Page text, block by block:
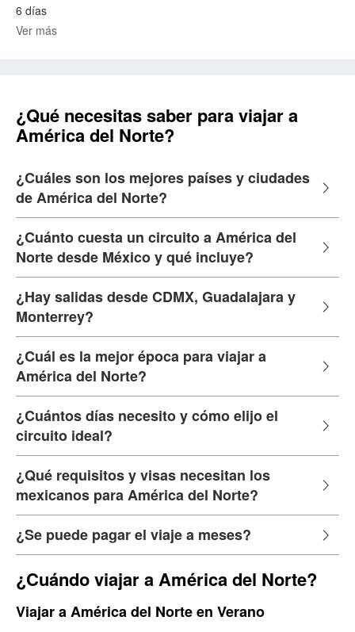
6 días
Ver más
¿Qué necesitas saber para viajar a
América del Norte?
¿Cuáles son los mejores países y ciudades
de América del Norte?
¿Cuánto cuesta un circuito a América del
Norte desde México y qué incluye?
¿Hay salidas desde CDMX, Guadalajara y
Monterrey?
¿Cuál es la mejor época para viajar a
América del Norte?
¿Cuántos días necesito y cómo elijo el
circuito ideal?
¿Qué requisitos y visas necesitan los
mexicanos para América del Norte?
¿Se puede pagar el viaje a meses?
¿Cuándo viajar a América del Norte?
Viajar a América del Norte en Verano